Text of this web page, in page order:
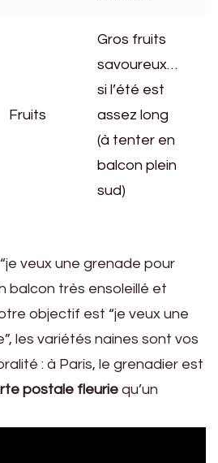
Fruits
Gros fruits
savoureux…
si l’été est
assez long
(à tenter en
balcon plein
sud)
veux une grenade pour
balcon très ensoleillé et
objectif est “je veux une
les variétés naines sont vos
: à Paris, le grenadier est
postale fleurie qu’un